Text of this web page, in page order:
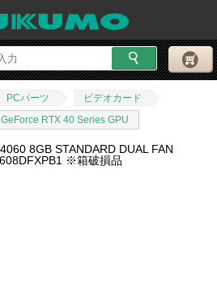
PCパーツ
ビデオカード
GeForce RTX 40 Series GPU